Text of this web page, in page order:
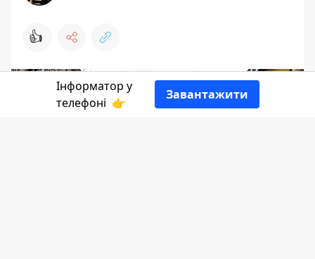
👍
Інформатор у
телефоні 👉
Завантажити